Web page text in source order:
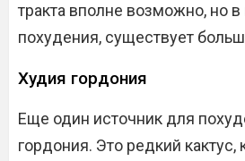
тракта вполне возможно, но в
похудения, существует
Худия гордония
Еще один источник для
гордония. Это редкий